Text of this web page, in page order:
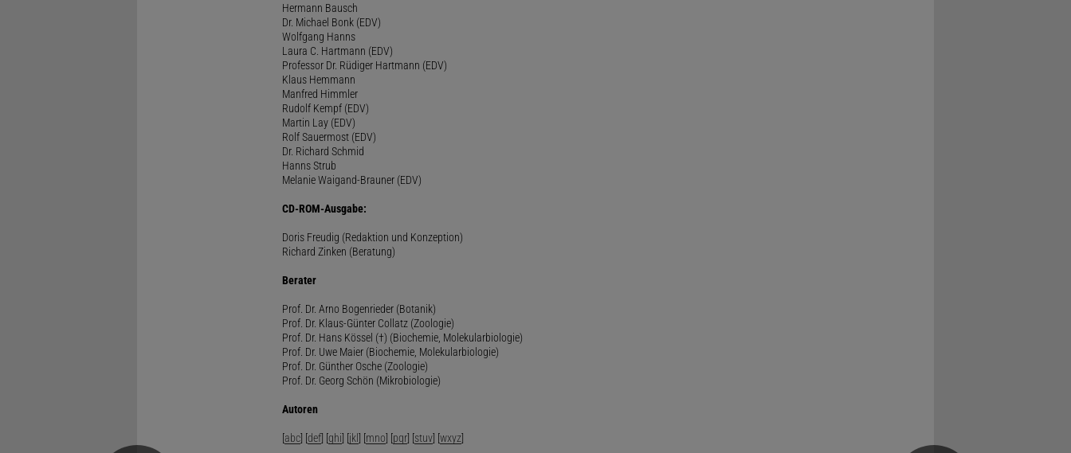
Hermann Bausch
Dr. Michael Bonk (EDV)
Wolfgang Hanns
Laura C. Hartmann (EDV)
Professor Dr. Rüdiger Hartmann (EDV)
Klaus Hemmann
Manfred Himmler
Rudolf Kempf (EDV)
Martin Lay (EDV)
Rolf Sauermost (EDV)
Dr. Richard Schmid
Hanns Strub
Melanie Waigand-Brauner (EDV)
CD-ROM-Ausgabe:
Doris Freudig (Redaktion und Konzeption)
Richard Zinken (Beratung)
Berater
Prof. Dr. Arno Bogenrieder (Botanik)
Prof. Dr. Klaus-Günter Collatz (Zoologie)
Prof. Dr. Hans Kössel (†) (Biochemie, Molekularbiologie)
Prof. Dr. Uwe Maier (Biochemie, Molekularbiologie)
Prof. Dr. Günther Osche (Zoologie)
Prof. Dr. Georg Schön (Mikrobiologie)
Autoren
[abc] [def] [ghi] [jkl] [mno] [pqr] [stuv] [wxyz]